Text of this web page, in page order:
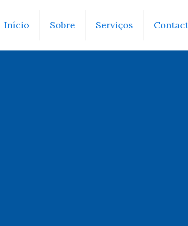
Início Sobre Serviços